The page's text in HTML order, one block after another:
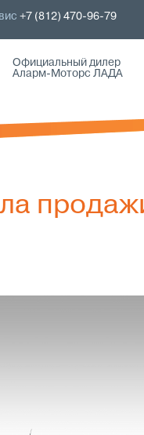
+7 (812) 470-96-79
Официальный дилер
Аларм-Моторс ЛАДА